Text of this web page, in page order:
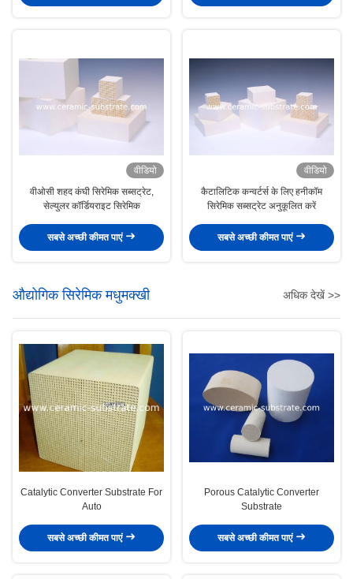
वीडियो
वीओसी शहद कंघी सिरेमिक सब्सट्रेट,
सेल्युलर कॉर्डियराइट सिरेमिक
सबसे अच्छी कीमत पाएं
वीडियो
कैटालिटिक कन्वर्टर्स के लिए हनीकॉम
सिरेमिक सब्सट्रेट अनुकूलित करें
सबसे अच्छी कीमत पाएं
औद्योगिक सिरेमिक मधुमक्खी अधिक देखें >>
Catalytic Converter Substrate For
Auto
सबसे अच्छी कीमत पाएं
Porous Catalytic Converter
Substrate
सबसे अच्छी कीमत पाएं